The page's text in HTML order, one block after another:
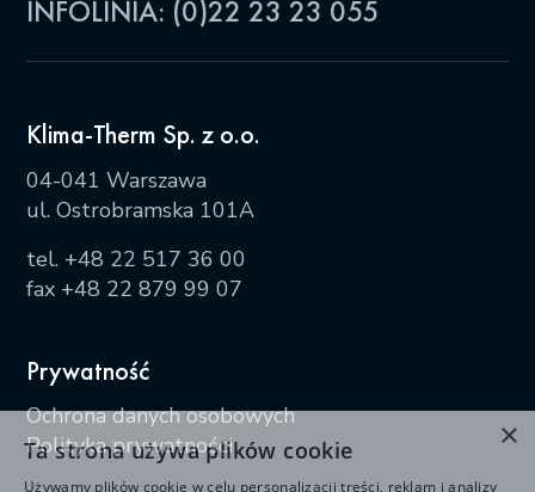
INFOLINIA: (0)22 23 23 055
Klima-Therm Sp. z o.o.
04-041 Warszawa
ul. Ostrobramska 101A
tel. +48 22 517 36 00
fax +48 22 879 99 07
Prywatność
Ochrona danych osobowych
Polityka prywatności
×
Ta strona używa plików cookie
Używamy plików cookie w celu personalizacji treści, reklam i analizy